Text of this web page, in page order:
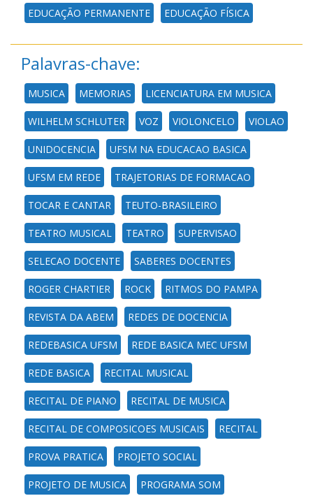
EDUCAÇÃO PERMANENTE EDUCAÇÃO FÍSICA
Palavras-chave:
MUSICA MEMORIAS LICENCIATURA EM MUSICA
WILHELM SCHLUTER VOZ VIOLONCELO VIOLAO
UNIDOCENCIA UFSM NA EDUCACAO BASICA
UFSM EM REDE TRAJETORIAS DE FORMACAO
TOCAR E CANTAR TEUTO-BRASILEIRO
TEATRO MUSICAL TEATRO SUPERVISAO
SELECAO DOCENTE SABERES DOCENTES
ROGER CHARTIER ROCK RITMOS DO PAMPA
REVISTA DA ABEM REDES DE DOCENCIA
REDEBASICA UFSM REDE BASICA MEC UFSM
REDE BASICA RECITAL MUSICAL
RECITAL DE PIANO RECITAL DE MUSICA
RECITAL DE COMPOSICOES MUSICAIS RECITAL
PROVA PRATICA PROJETO SOCIAL
PROJETO DE MUSICA PROGRAMA SOM